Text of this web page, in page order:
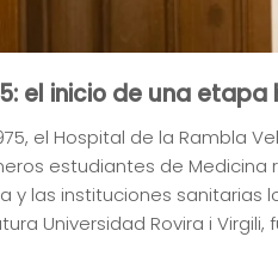
el inicio de una etapa
el Hospital de la Rambla
estudiantes de Medicina
y las instituciones sanitarias
Universidad Rovira i Virgili,